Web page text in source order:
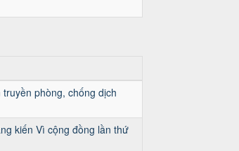
phòng, chống dịch
kiến Vì cộng đồng lần thứ